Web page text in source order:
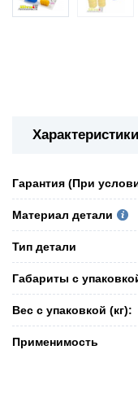
Характеристики
Гарантия (При
Материал детали
Тип детали
Габариты с
Вес с упаковкой (кг):
Применимость